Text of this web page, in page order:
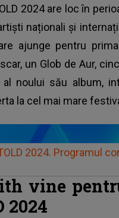
2024 are loc în
naționali și
ajunge pentru
un Glob de Aur,
noului său album,
la cel mai mare
2024. Programul
vine
2024